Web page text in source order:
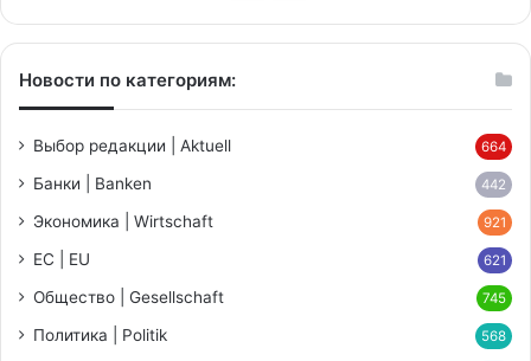
Новости по категориям:
Выбор редакции | Aktuell 664
Банки | Banken 442
Экономика | Wirtschaft 921
ЕС | EU 621
Общество | Gesellschaft 745
Политика | Politik 568